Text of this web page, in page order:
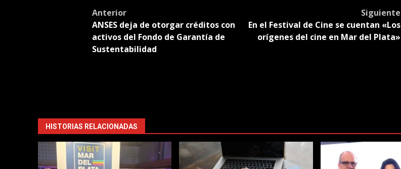
Post
navigation
Anterior
ANSES deja de otorgar créditos con
activos del Fondo de Garantía de
Sustentabilidad
Siguiente
En el Festival de Cine se cuentan «Los
orígenes del cine en Mar del Plata»
HISTORIAS RELACIONADAS